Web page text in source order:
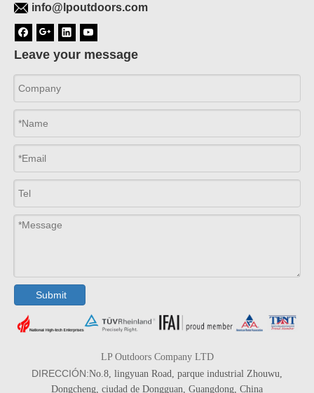
info@lpoutdoors.com
Leave your message
Submit
LP Outdoors Company LTD
DIRECCIÓN:No.8, lingyuan Road, parque industrial Zhouwu,
Dongcheng, ciudad de Dongguan, Guangdong, China